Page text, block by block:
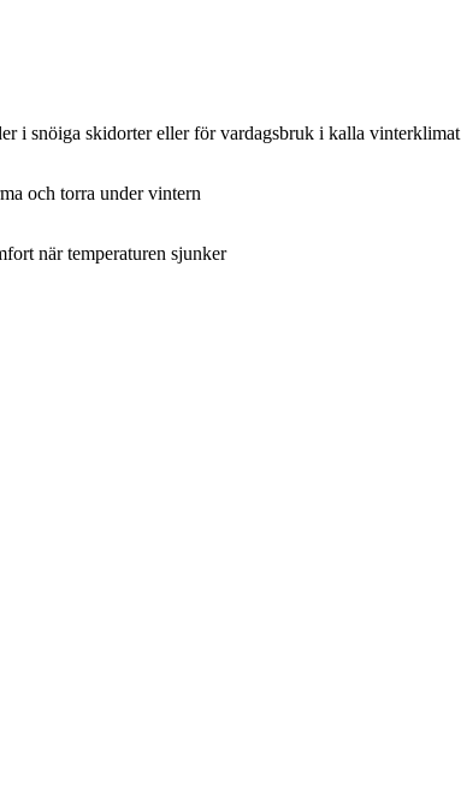
i snöiga skidorter eller för vardagsbruk i kalla vinterklimat
och torra under vintern
när temperaturen sjunker